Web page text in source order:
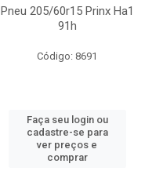
Pneu 205/60r15 Prinx Ha1
91h
Código: 8691
Faça seu login ou
cadastre-se para
ver preços e
comprar